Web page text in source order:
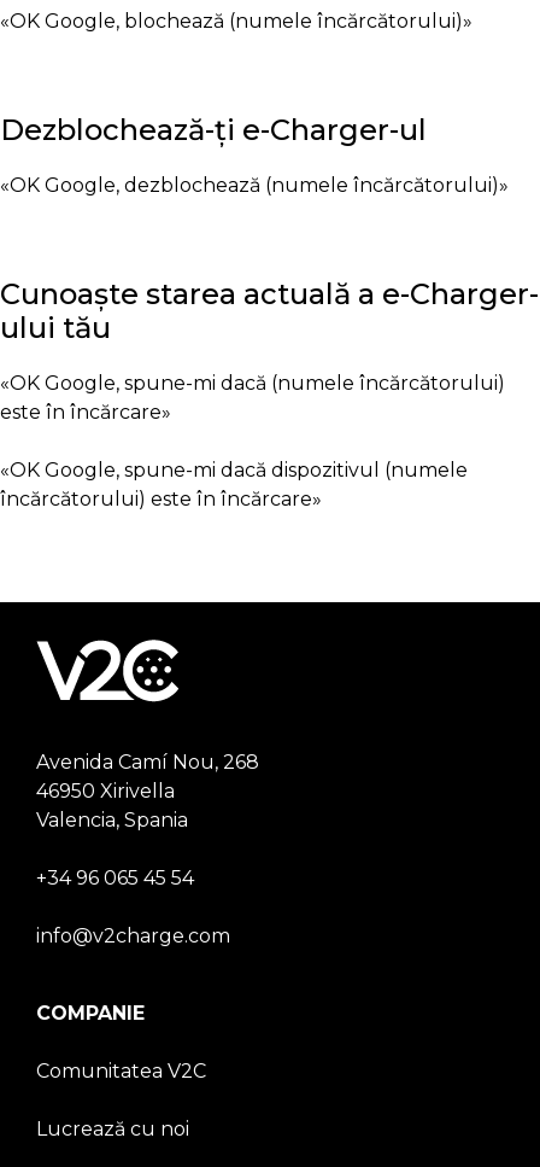
«OK Google, blochează (numele încărcătorului)»
Dezblochează-ți e-Charger-ul
«OK Google, dezblochează (numele încărcătorului)»
Cunoaște starea actuală a e-Charger-
ului tău
«OK Google, spune-mi dacă (numele încărcătorului)
este în încărcare»
«OK Google, spune-mi dacă dispozitivul (numele
încărcătorului) este în încărcare»
Avenida Camí Nou, 268
46950 Xirivella
Valencia, Spania
+34 96 065 45 54
info@v2charge.com
COMPANIE
Comunitatea V2C
Lucrează cu noi